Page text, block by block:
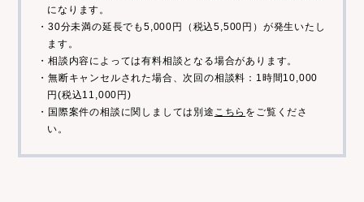
になります。
・30分未満の延長でも5,000円（税込5,500円）が発生いたし
ます。
・相談内容によっては有料相談となる場合があります。
・無断キャンセルされた場合、次回の相談料：1時間10,000
円(税込11,000円)
・国際案件の相談に関しましては別途 こちら をご覧くださ
い。